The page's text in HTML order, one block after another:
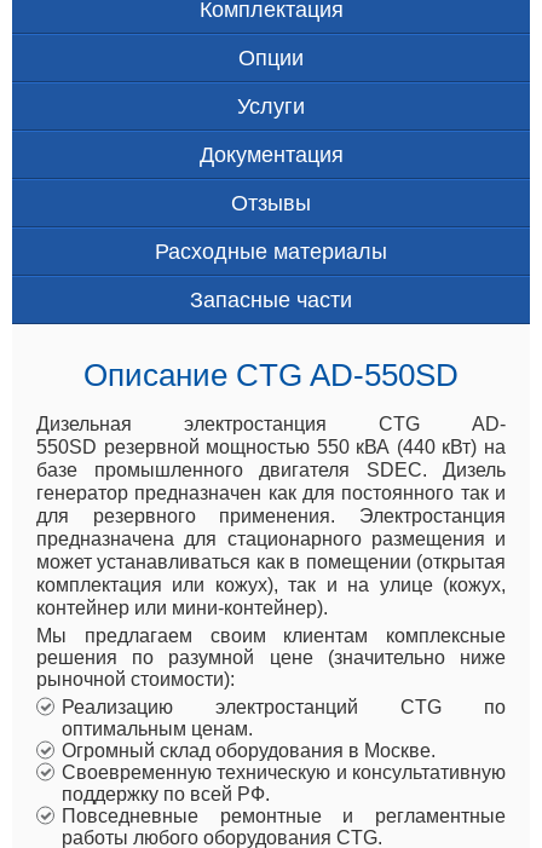
Комплектация
Опции
Услуги
Документация
Отзывы
Расходные материалы
Запасные части
Описание CTG AD-550SD
Дизельная электростанция CTG AD-
550SD резервной мощностью 550 кВА (440 кВт) на
базе промышленного двигателя SDEC. Дизель
генератор предназначен как для постоянного так и
для резервного применения. Электростанция
предназначена для стационарного размещения и
может устанавливаться как в помещении (открытая
комплектация или кожух), так и на улице (кожух,
контейнер или мини-контейнер).
Мы предлагаем своим клиентам комплексные
решения по разумной цене (значительно ниже
рыночной стоимости):
Реализацию электростанций CTG по
оптимальным ценам.
Огромный склад оборудования в Москве.
Своевременную техническую и консультативную
поддержку по всей РФ.
Повседневные ремонтные и регламентные
работы любого оборудования CTG.